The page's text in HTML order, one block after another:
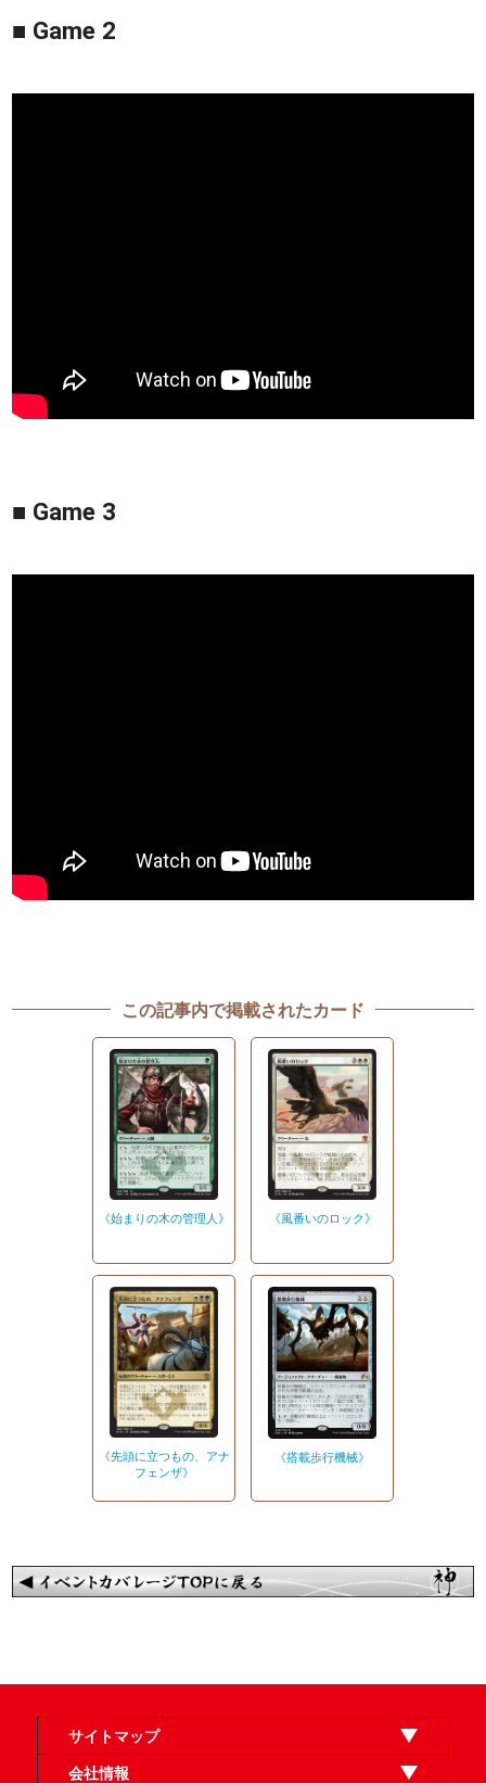
■ Game 2
■ Game 3
この記事内で掲載されたカード
《始まりの木の管理人》 《風番いのロック》
《先頭に立つもの、アナ
フェンザ》
《搭載歩行機械》
サイトマップ
オンラインショップ
買取
記事
選手一覧
デッキ検索
デッキ構築
イベント・大会
店舗のご案内
お問い合わせ
ヘルプ
FAQ
会社情報